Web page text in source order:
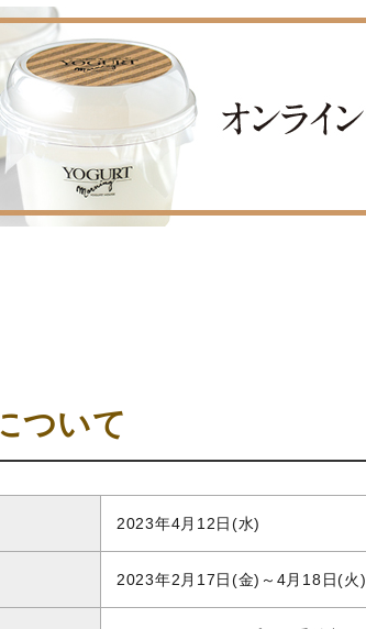
ついて
2023年4月12日(水)
2023年2月17日(金)～4月18日(火)